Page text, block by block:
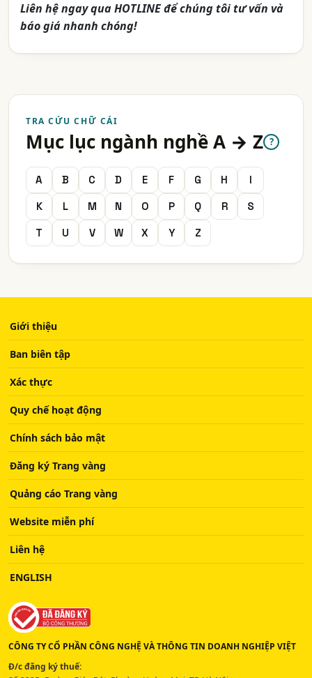
Liên hệ ngay qua HOTLINE để chúng tôi tư vấn và
báo giá nhanh chóng!
TRA CỨU CHỮ CÁI
Mục lục ngành nghề A → Z ?
A B C D E F G H
I
K
L M N O P Q R
S
T
U V W X Y Z
Giới thiệu
Ban biên tập
Xác thực
Quy chế hoạt động
Chính sách bảo mật
Đăng ký Trang vàng
Quảng cáo Trang vàng
Website miễn phí
Liên hệ
ENGLISH
CÔNG TY CỔ PHẦN CÔNG NGHỆ VÀ THÔNG TIN DOANH NGHIỆP VIỆT
Đ/c đăng ký thuế: